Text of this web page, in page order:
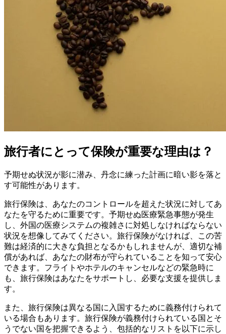
旅行者にとって保険が重要な理由は？
予期せぬ状況が影に潜み、丹念に練った計画に暗い影を落と
す可能性があります。
旅行保険は、あなたのコントロールを超えた状況に対してあ
なたを守るために重要です。予期せぬ医療緊急事態が発生
し、外国の医療システムの複雑さに対処しなければならない
状況を想像してみてください。旅行保険がなければ、この苦
難は経済的に大きな負担となるかもしれませんが、適切な補
償があれば、あなたの財布が守られていることを知って安心
できます。フライトやホテルのキャンセルなどの緊急時に
も、旅行保険はあなたをサポートし、必要な支援を提供しま
す。
また、旅行保険は異なる国に入国するために義務付けられて
いる場合もあります。旅行保険が義務付けられている国とそ
うでない国を把握できるよう、包括的なリストを以下に示し